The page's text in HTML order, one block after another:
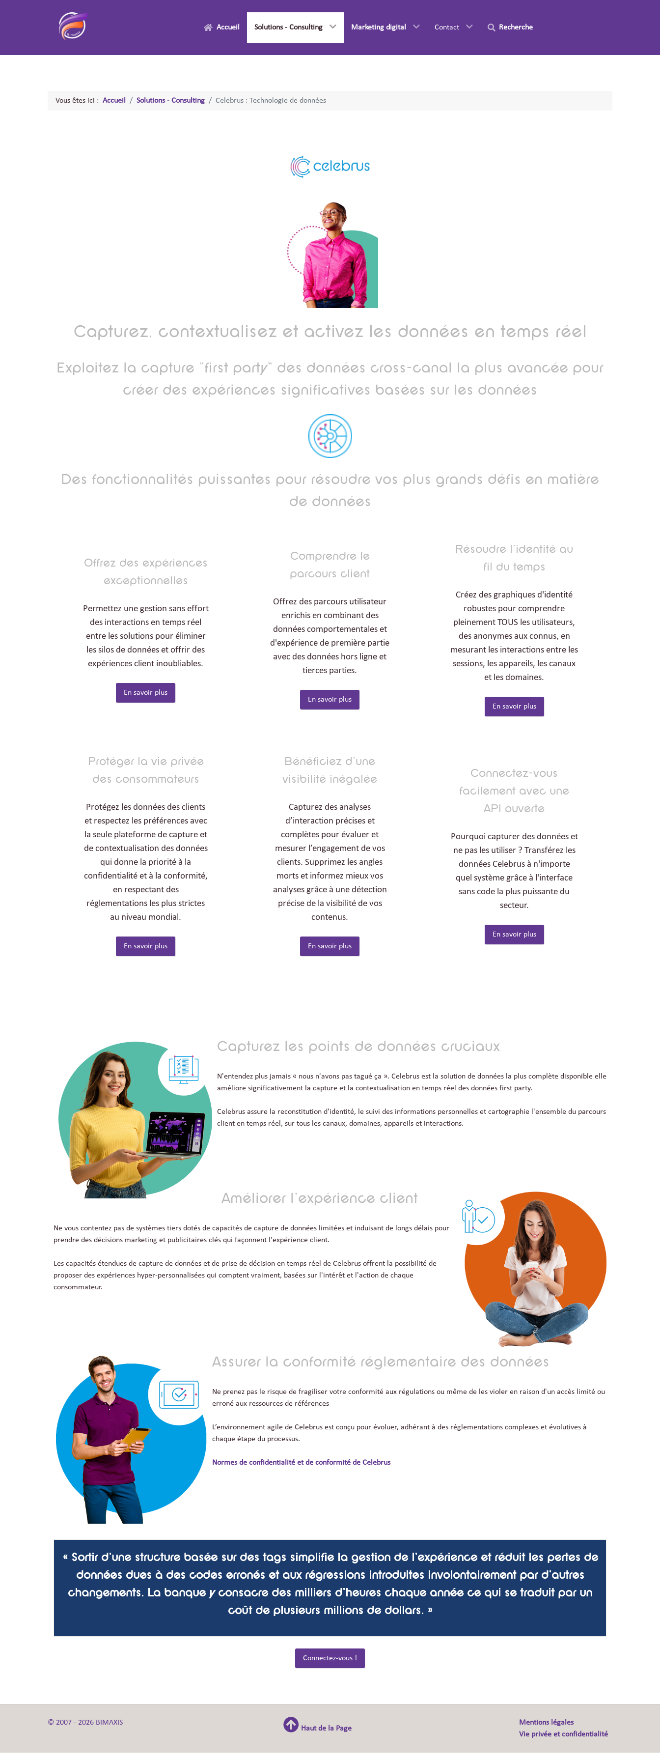
Accueil Solutions - Consulting Marketing digital Contact Recherche
Vous êtes ici : Accueil Solutions - Consulting Celebrus : Technologie de données
Capturez, contextualisez et activez les données en temps réel
Exploitez la capture "first party" des données cross-canal la plus avancée pour
créer des expériences significatives basées sur les données
Des fonctionnalités puissantes pour résoudre vos plus grands défis en matière
de données
Offrez des expériences
exceptionnelles
Permettez une gestion sans effort
des interactions en temps réel
entre les solutions pour éliminer
les silos de données et offrir des
expériences client inoubliables.
En savoir plus
Comprendre le
parcours client
Offrez des parcours utilisateur
enrichis en combinant des
données comportementales et
d'expérience de première partie
avec des données hors ligne et
tierces parties.
En savoir plus
Résoudre l'identité au
fil du temps
Créez des graphiques d'identité
robustes pour comprendre
pleinement TOUS les utilisateurs,
des anonymes aux connus, en
mesurant les interactions entre les
sessions, les appareils, les canaux
et les domaines.
En savoir plus
Protéger la vie privée
des consommateurs
Protégez les données des clients
et respectez les préférences avec
la seule plateforme de capture et
de contextualisation des données
qui donne la priorité à la
confidentialité et à la conformité,
en respectant des
réglementations les plus strictes
au niveau mondial.
En savoir plus
Bénéficiez d'une
visibilité inégalée
Capturez des analyses
d’interaction précises et
complètes pour évaluer et
mesurer l’engagement de vos
clients. Supprimez les angles
morts et informez mieux vos
analyses grâce à une détection
précise de la visibilité de vos
contenus.
En savoir plus
Connectez-vous
facilement avec une
API ouverte
Pourquoi capturer des données et
ne pas les utiliser ? Transférez les
données Celebrus à n'importe
quel système grâce à l'interface
sans code la plus puissante du
secteur.
En savoir plus
Capturez les points de données cruciaux
N'entendez plus jamais « nous n'avons pas tagué ça ». Celebrus est la solution de données la plus complète disponible elle
améliore significativement la capture et la contextualisation en temps réel des données first party.
Celebrus assure la reconstitution d'identité, le suivi des informations personnelles et cartographie l'ensemble du parcours
client en temps réel, sur tous les canaux, domaines, appareils et interactions.
Améliorer l'expérience client
Ne vous contentez pas de systèmes tiers dotés de capacités de capture de données limitées et induisant de longs délais pour
prendre des décisions marketing et publicitaires clés qui façonnent l'expérience client.
Les capacités étendues de capture de données et de prise de décision en temps réel de Celebrus offrent la possibilité de
proposer des expériences hyper-personnalisées qui comptent vraiment, basées sur l'intérêt et l'action de chaque
consommateur.
Assurer la conformité réglementaire des données
Ne prenez pas le risque de fragiliser votre conformité aux régulations ou même de les violer en raison d'un accès limité ou
erroné aux ressources de références
L’environnement agile de Celebrus est conçu pour évoluer, adhérant à des réglementations complexes et évolutives à
chaque étape du processus.
Normes de confidentialité et de conformité de Celebrus
« Sortir d'une structure basée sur des tags simplifie la gestion de l'expérience et réduit les pertes de
données dues à des codes erronés et aux régressions introduites involontairement par d'autres
changements. La banque y consacre des milliers d'heures chaque année ce qui se traduit par un
coût de plusieurs millions de dollars. »
Connectez-vous !
© 2007 - 2026 BIMAXIS
Haut de la Page
Mentions légales
Vie privée et confidentialité